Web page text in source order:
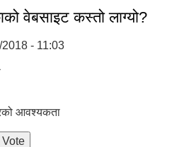
वेबसाइट कस्तो लाग्यो?
- 11:03
आवश्यकता